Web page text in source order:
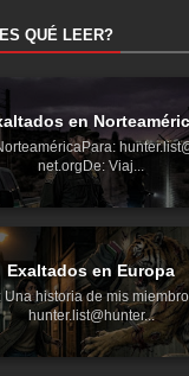
QUÉ LEER?
en
net.orgDe: Viaj...
Exaltados en Europa
Una historia de mis
hunter.list@hunter...